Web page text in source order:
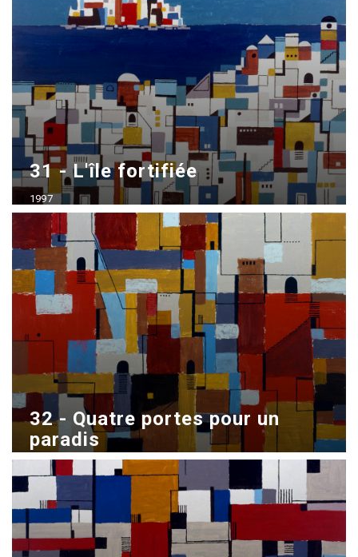
31 - L'île fortifiée
1997
Acrílico sobre madera
50x70 cm - vendido
32 - Quatre portes pour un
paradis
1998
Acrílico sobre madera
70x100 cm